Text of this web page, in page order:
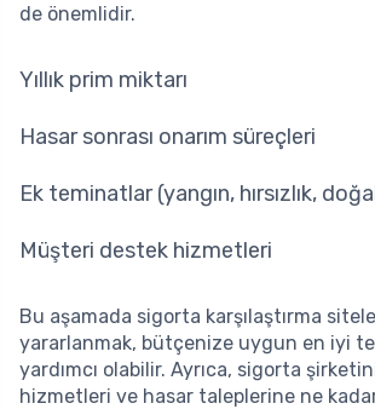
de önemlidir.
Yıllık prim miktarı
Hasar sonrası onarım süreçleri
Ek teminatlar (yangın, hırsızlık,
Müşteri destek hizmetleri
Bu aşamada sigorta karşılaştırma
yararlanmak, bütçenize uygun en iyi
yardımcı olabilir. Ayrıca, sigorta
hizmetleri ve hasar taleplerine ne kadar